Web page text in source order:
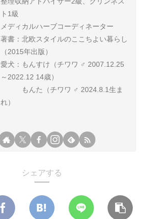
ト1級
メディカルハーブコーディネーター
著書：北欧スタイルのここちよい暮らし
（2015年出版）
愛犬：もんすけ（チワワ ♂ 2007.12.25
～2022.12 14歳）
もんた（チワワ ♂ 2024.8.1生ま
れ）
シェアする